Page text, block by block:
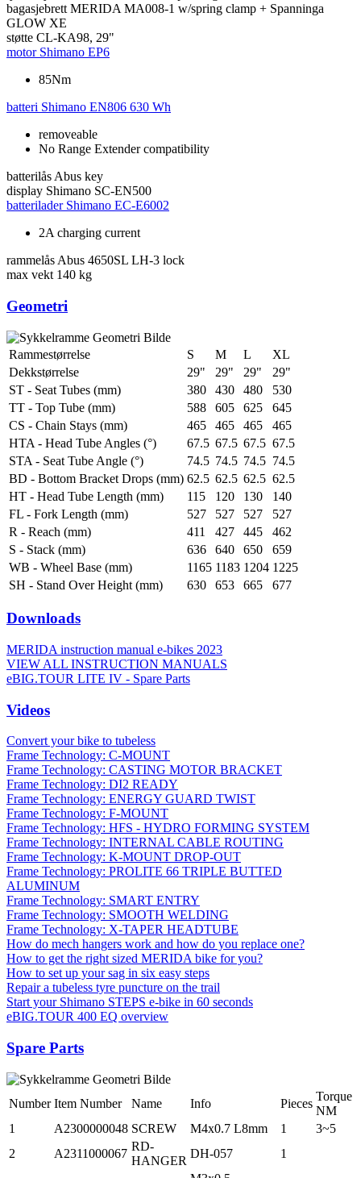
bagasjebrett MERIDA MA008-1 w/spring clamp + Spanninga
GLOW XE
støtte CL-KA98, 29"
motor Shimano EP6
85Nm
batteri Shimano EN806 630 Wh
removeable
No Range Extender compatibility
batterilås Abus key
display Shimano SC-EN500
batterilader Shimano EC-E6002
2A charging current
rammelås Abus 4650SL LH-3 lock
max vekt 140 kg
Geometri
Rammestørrelse S M L
XL
Dekkstørrelse
29" 29" 29"
29"
ST - Seat Tubes (mm)
380 430 480
530
TT - Top Tube (mm)
588 605 625
645
CS - Chain Stays (mm)
465 465 465
465
HTA - Head Tube Angles (°)
67.5 67.5 67.5 67.5
STA - Seat Tube Angle (°)
74.5 74.5 74.5 74.5
BD - Bottom Bracket Drops (mm) 62.5 62.5 62.5 62.5
HT - Head Tube Length (mm)
115 120 130
140
FL - Fork Length (mm)
527 527 527
527
R - Reach (mm)
411 427 445
462
S - Stack (mm)
636 640 650
659
WB - Wheel Base (mm)
1165 1183 1204 1225
SH - Stand Over Height (mm)
630 653 665 677
Downloads
MERIDA instruction manual e-bikes 2023
VIEW ALL INSTRUCTION MANUALS
eBIG.TOUR LITE IV - Spare Parts
Videos
Convert your bike to tubeless
Frame Technology: C-MOUNT
Frame Technology: CASTING MOTOR BRACKET
Frame Technology: DI2 READY
Frame Technology: ENERGY GUARD TWIST
Frame Technology: F-MOUNT
Frame Technology: HFS - HYDRO FORMING SYSTEM
Frame Technology: INTERNAL CABLE ROUTING
Frame Technology: K-MOUNT DROP-OUT
Frame Technology: PROLITE 66 TRIPLE BUTTED
ALUMINUM
Frame Technology: SMART ENTRY
Frame Technology: SMOOTH WELDING
Frame Technology: X-TAPER HEADTUBE
How do mech hangers work and how do you replace one?
How to get the right sized MERIDA bike for you?
How to set up your sag in six easy steps
Repair a tubeless tyre puncture on the trail
Start your Shimano STEPS e-bike in 60 seconds
eBIG.TOUR 400 EQ overview
Spare Parts
Number Item Number Name Info Pieces
Torque
NM
1
A2300000048 SCREW M4x0.7 L8mm 1
3~5
2
A2311000067
RD-
HANGER
DH-057 1